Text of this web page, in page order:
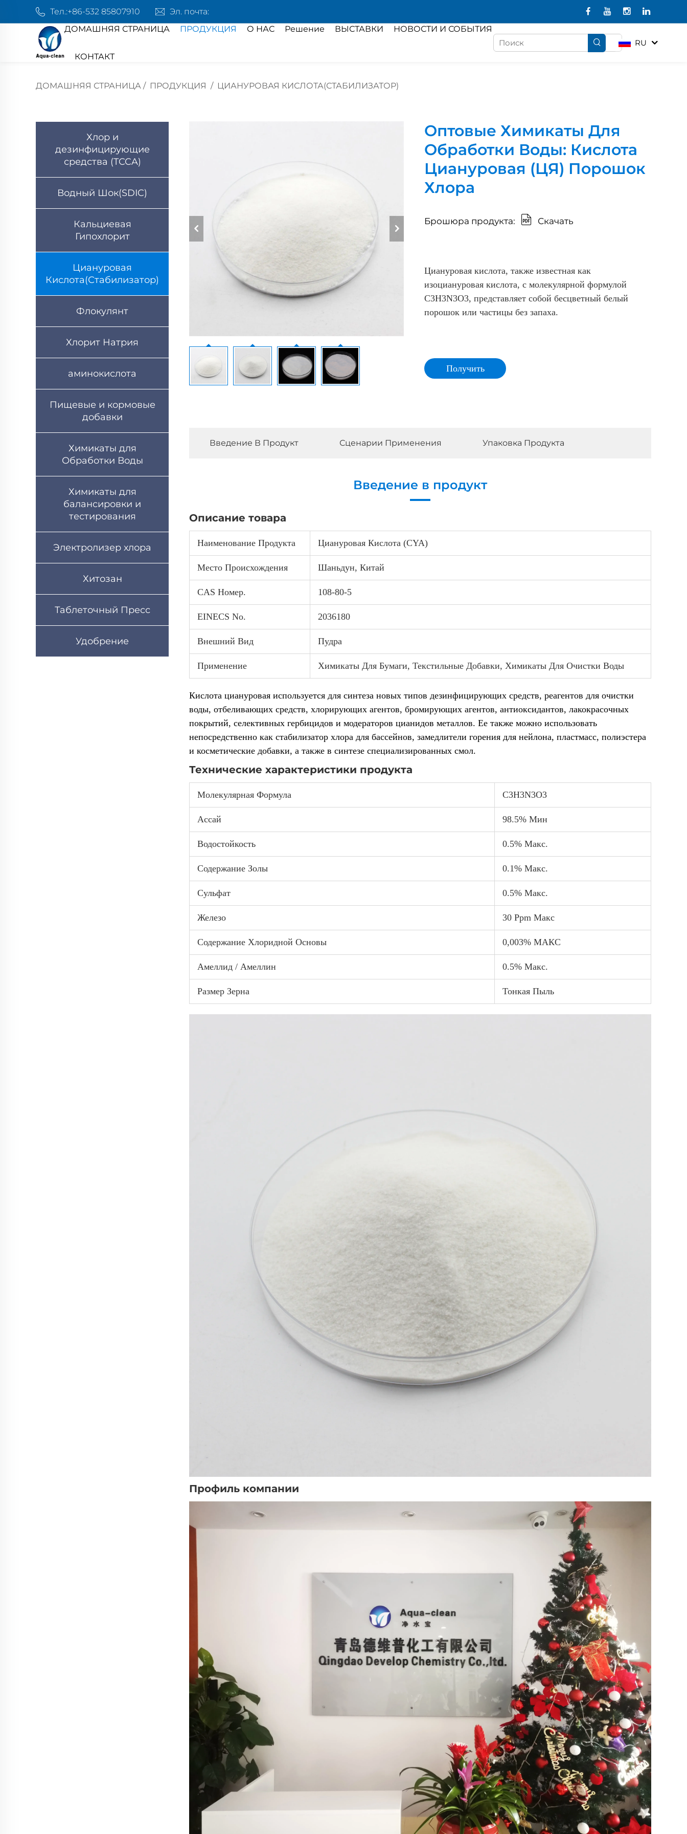
Тел.:+86-532 85807910
Эл. почта:
ДОМАШНЯЯ СТРАНИЦА
ПРОДУКЦИЯ О НАС Решение ВЫСТАВКИ НОВОСТИ И СОБЫТИЯ
КОНТАКТ
RU
ДОМАШНЯЯ СТРАНИЦА / ПРОДУКЦИЯ / ЦИАНУРОВАЯ КИСЛОТА(СТАБИЛИЗАТОР)
Хлор и
дезинфицирующие
средства (TCCA)
Водный Шок(SDIC)
Кальциевая
Гипохлорит
Циануровая
Кислота(Стабилизатор)
Флокулянт
Хлорит Натрия
аминокислота
Пищевые и кормовые
добавки
Химикаты для
Обработки Воды
Химикаты для
балансировки и
тестирования
Электролизер хлора
Хитозан
Таблеточный Пресс
Удобрение
Оптовые Химикаты Для
Обработки Воды: Кислота
Циануровая (ЦЯ) Порошок
Хлора
Брошюра продукта: Скачать
Циануровая кислота, также известная как
изоциануровая кислота, с молекулярной формулой
C3H3N3O3, представляет собой бесцветный белый
порошок или частицы без запаха.
Получить
Введение В Продукт Сценарии Применения Упаковка Продукта
Введение в продукт
Описание товара
Наименование Продукта Циануровая Кислота (CYA)
Место Происхождения Шаньдун, Китай
CAS Номер. 108-80-5
EINECS No. 2036180
Внешний Вид Пудра
Применение Химикаты Для Бумаги, Текстильные Добавки, Химикаты Для Очистки Воды
Кислота циануровая используется для синтеза новых типов дезинфицирующих средств, реагентов для очистки
воды, отбеливающих средств, хлорирующих агентов, бромирующих агентов, антиоксидантов, лакокрасочных
покрытий, селективных гербицидов и модераторов цианидов металлов. Ее также можно использовать
непосредственно как стабилизатор хлора для бассейнов, замедлители горения для нейлона, пластмасс, полиэстера
и косметические добавки, а также в синтезе специализированных смол.
Технические характеристики продукта
Молекулярная Формула C3H3N3O3
Ассай 98.5% Мин
Водостойкость 0.5% Макс.
Содержание Золы 0.1% Макс.
Сульфат 0.5% Макс.
Железо 30 Ppm Макс
Содержание Хлоридной Основы 0,003% МАКС
Амеллид / Амеллин 0.5% Макс.
Размер Зерна Тонкая Пыль
Профиль компании